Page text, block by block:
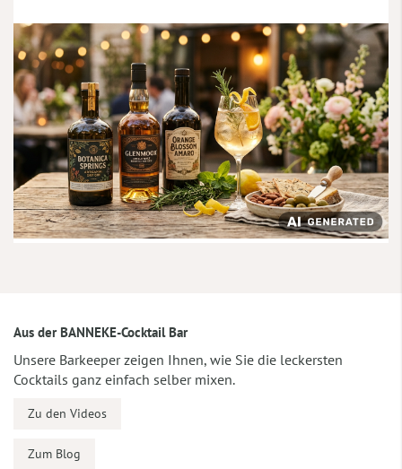
Aus der BANNEKE-Cocktail Bar
Unsere Barkeeper zeigen Ihnen, wie Sie die leckersten
Cocktails ganz einfach selber mixen.
Zu den Videos
Zum Blog